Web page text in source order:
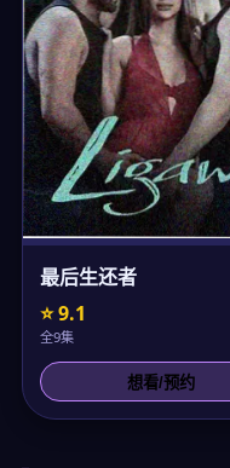
最后生还者
⭐ 9.1
全9集
想看/预约